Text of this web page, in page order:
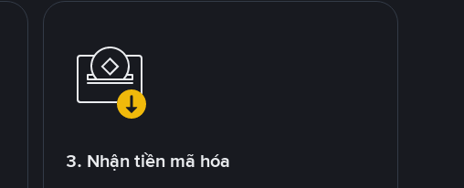
3. Nhận tiền mã hóa